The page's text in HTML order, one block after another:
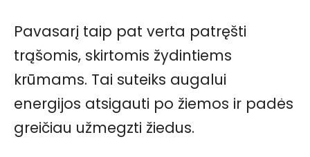
Pavasarį taip pat verta patręšti
trąšomis, skirtomis žydintiems
krūmams. Tai suteiks augalui
energijos atsigauti po žiemos ir padės
greičiau užmegzti žiedus.